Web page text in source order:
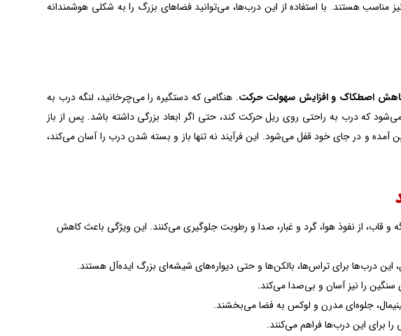
هستند. با استفاده از این درب‌ها، می‌توانید فضاهای بزرگ را به شکلی هوشمندانه
اصطکاک و افزایش سهولت حرکت. هنگامی که دستگیره را می‌چرخانید، لنگه درب به
که درب به راحتی روی ریل حرکت کند، حتی اگر ابعاد بزرگی داشته باشد. پس از باز
آمده و در جای خود قفل می‌شود. این فرآیند نه تنها باز و بسته شدن درب را آسان می‌کند،
و قاب، از نفوذ هوا، گرد و غبار، صدا و رطوبت جلوگیری می‌کنند. این ویژگی باعث کاهش
درب‌ها برای تراس‌ها، بالکن‌ها و حتی دیواره‌های شیشه‌ای بزرگ ایده‌آل هستند.
سنگین را نیز آسان و بی‌صدا می‌کند.
جلوه‌ای مدرن و لوکس به فضا می‌بخشند.
را برای این درب‌ها فراهم می‌کنند.